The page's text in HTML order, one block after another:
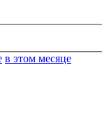
в этом месяце